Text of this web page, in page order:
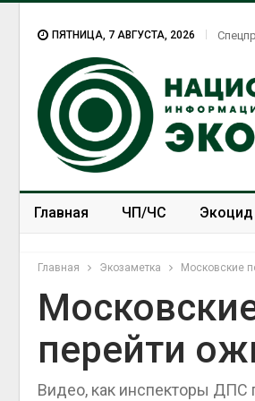
ПЯТНИЦА, 7 АВГУСТА, 2026
Главная ЧП/ЧС Экоцид
Главная Экозаметка Московские
перейти
Видео, как инспекторы ДПС